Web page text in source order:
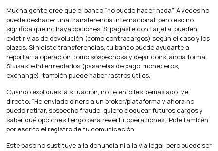
Mucha gente cree que el banco “no puede hacer nada”. A veces no
puede deshacer una transferencia internacional, pero eso no
significa que no haya opciones. Si pagaste con tarjeta, pueden
existir vías de devolución (como contracargos) según el caso y los
plazos. Si hiciste transferencias, tu banco puede ayudarte a
reportar la operación como sospechosa y dejar constancia formal.
Si usaste intermediarios (pasarelas de pago, monederos,
exchange), también puede haber rastros útiles.
Cuando expliques la situación, no te enrolles demasiado: ve
directo. “He enviado dinero a un bróker/plataforma y ahora no
puedo retirar, sospecho fraude, quiero bloquear futuros cargos y
saber qué opciones tengo para revertir operaciones”. Pide también
por escrito el registro de tu comunicación.
Este paso no sustituye a la denuncia ni a la vía legal, pero puede ser